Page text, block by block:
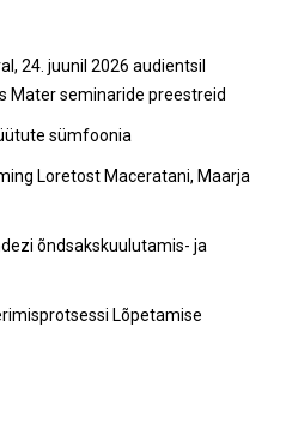
24. juunil 2026 audientsil
Mater seminaride preestreid
sümfoonia
Loretost Maceratani, Maarja
õndsakskuulutamis- ja
Lõpetamise